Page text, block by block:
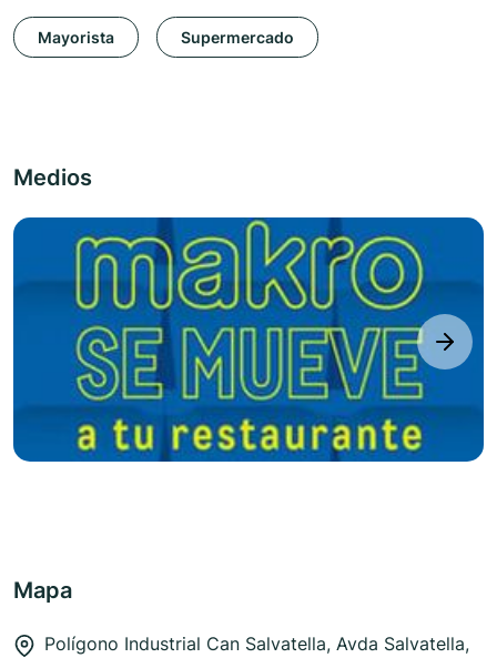
Mayorista Supermercado
Medios
next
Mapa
Polígono Industrial Can Salvatella, Avda Salvatella,